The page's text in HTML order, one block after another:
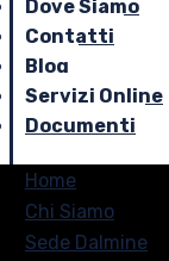
Dove Siamo
Contatti
Blog
Servizi Online
Documenti
Home
Chi Siamo
Sede Dalmine